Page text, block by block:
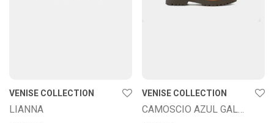
VENISE COLLECTION
LIANNA
VENISE COLLECTION
CAMOSCIO AZUL GALAXIA